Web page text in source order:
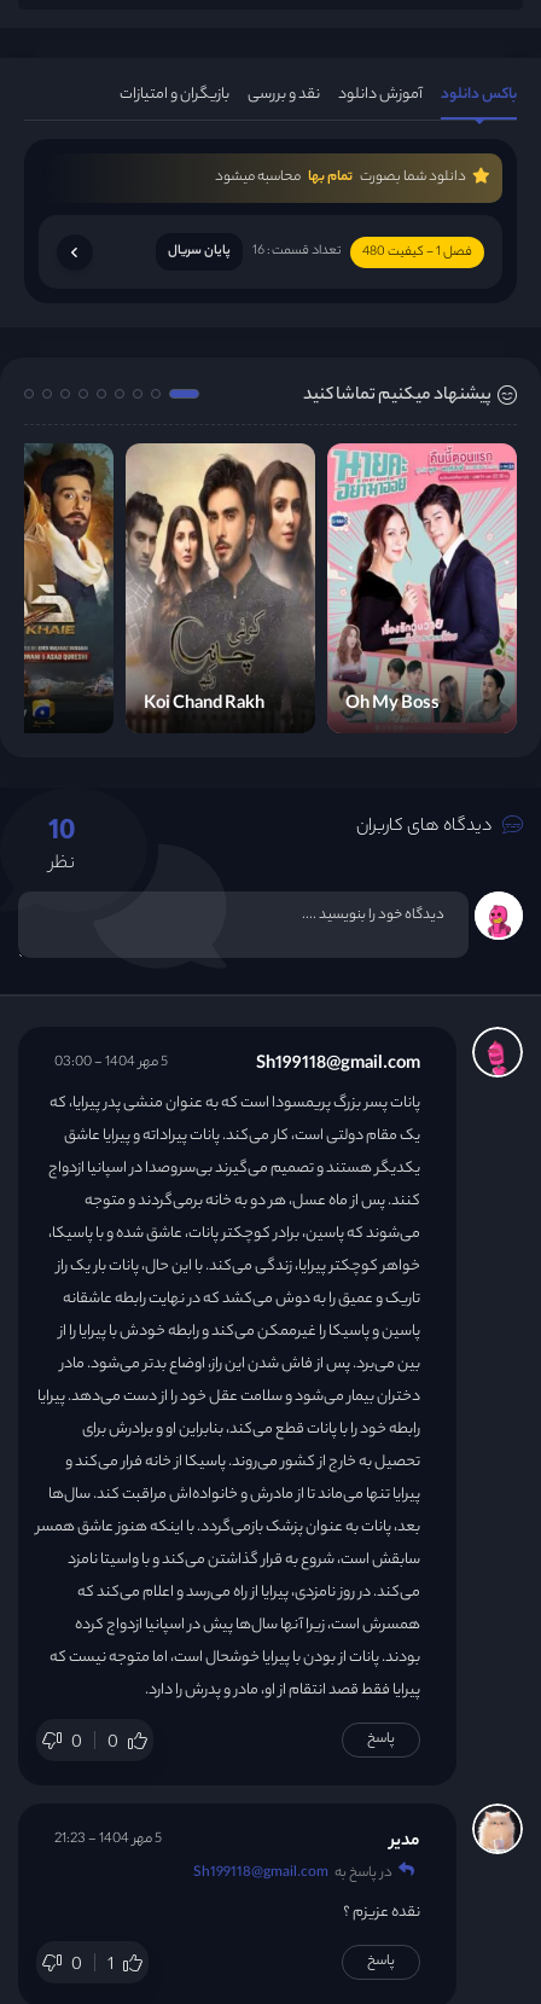
باکس دانلود آموزش دانلود نقد و بررسی بازیگران و امتیازات
دانلود شما بصورت تمام بها محاسبه میشود
فصل 1 - کیفیت 480 تعداد قسمت : 16 پایان سریال
پیشنهاد میکنیم تماشا کنید
Oh My Boss
Koi Chand Rakh
دیدگاه های کاربران 10
نظر
Sh199118@gmail.com
پانات پسر بزرگ پریمسودا است که به عنوان منشی پدر پیرایا، که
یک مقام دولتی است، کار می‌کند. پانات پیراداته و پیرایا عاشق
یکدیگر هستند و تصمیم می‌گیرند بی‌سروصدا در اسپانیا ازدواج
کنند. پس از ماه عسل، هر دو به خانه برمی‌گردند و متوجه
می‌شوند که پاسین، برادر کوچکتر پانات، عاشق شده و با پاسیکا،
خواهر کوچکتر پیرایا، زندگی می‌کند. با این حال، پانات بار یک راز
تاریک و عمیق را به دوش می‌کشد که در نهایت رابطه عاشقانه
پاسین و پاسیکا را غیرممکن می‌کند و رابطه خودش با پیرایا را از
بین می‌برد. پس از فاش شدن این راز، اوضاع بدتر می‌شود. مادر
دختران بیمار می‌شود و سلامت عقل خود را از دست می‌دهد. پیرایا
رابطه خود را با پانات قطع می‌کند، بنابراین او و برادرش برای
تحصیل به خارج از کشور می‌روند. پاسیکا از خانه فرار می‌کند و
پیرایا تنها می‌ماند تا از مادرش و خانواده‌اش مراقبت کند. سال‌ها
بعد، پانات به عنوان پزشک بازمی‌گردد. با اینکه هنوز عاشق همسر
سابقش است، شروع به قرار گذاشتن می‌کند و با واسیتا نامزد
می‌کند. در روز نامزدی، پیرایا از راه می‌رسد و اعلام می‌کند که
همسرش است، زیرا آنها سال‌ها پیش در اسپانیا ازدواج کرده
بودند. پانات از بودن با پیرایا خوشحال است، اما متوجه نیست که
پیرایا فقط قصد انتقام از او، مادر و پدرش را دارد.
0 0
5 مهر 1404 - 03:00
پاسخ
مدیر
در پاسخ به Sh199118@gmail.com
نقده عزیزم ؟
0 1
5 مهر 1404 - 21:23
پاسخ